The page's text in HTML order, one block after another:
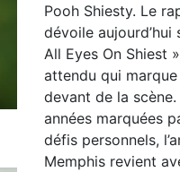
Pooh Shiesty. Le
dévoile aujourd’hui
All Eyes On Shiest
attendu qui
devant de la
années marquées
défis personnels,
Memphis revient